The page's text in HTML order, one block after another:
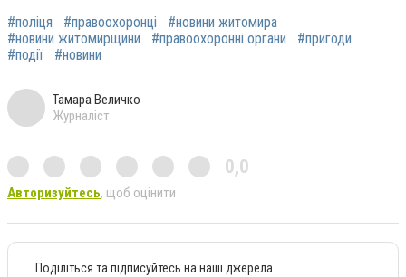
#поліця #правоохоронці
#новини житомира
#новини житомирщини
#правоохоронні органи
#пригоди
#події
#новини
Тамара Величко
Журналіст
0,0
Авторизуйтесь, щоб оцінити
Поділіться та підписуйтесь на наші джерела